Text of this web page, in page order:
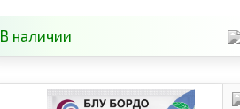
В наличии